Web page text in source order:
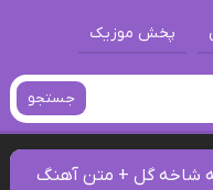
پخش موزیک
جستجو
یه شاخه گل + متن آهنگ